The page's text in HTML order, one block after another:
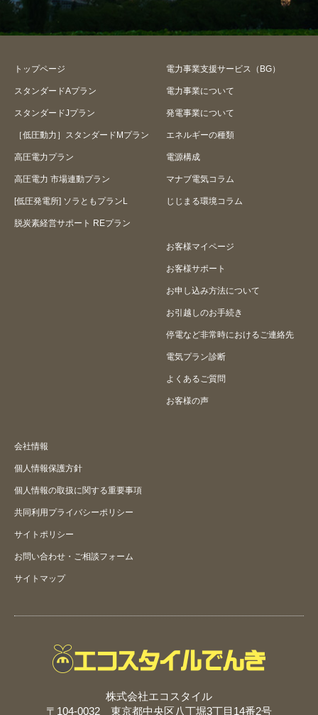
トップページ
スタンダードAプラン
スタンダードJプラン
［低圧動力］スタンダードMプラン
高圧電力プラン
高圧電力 市場連動プラン
[低圧発電所] ソラともプランL
脱炭素経営サポート REプラン
電力事業支援サービス（BG）
電力事業について
発電事業について
エネルギーの種類
電源構成
マナブ電気コラム
じじまる環境コラム
お客様マイページ
お客様サポート
お申し込み方法について
お引越しのお手続き
停電など非常時におけるご連絡先
電気プラン診断
よくあるご質問
お客様の声
会社情報
個人情報保護方針
個人情報の取扱に関する重要事項
共同利用プライバシーポリシー
サイトポリシー
お問い合わせ・ご相談フォーム
サイトマップ
株式会社エコスタイル
〒104-0032 東京都中央区八丁堀3丁目14番2号